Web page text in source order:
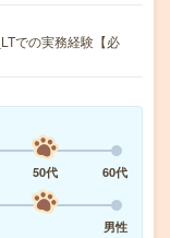
での実務経験【必
50代
60代
男性